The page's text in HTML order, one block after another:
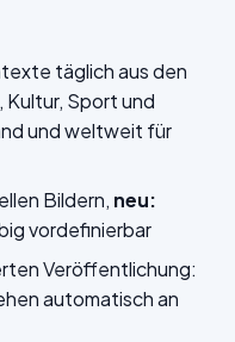
täglich aus den
Sport und
und weltweit für
Bildern, neu:
vordefinierbar
Veröffentlichung:
automatisch an